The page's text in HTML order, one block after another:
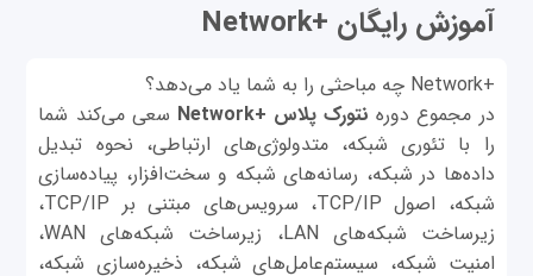
آموزش رایگان +Network
+Network چه مباحثی را به شما یاد می‌دهد؟
در مجموع دورهنتورک پلاس +Network
سعی می‌کند شما
را با تئوری شبکه، متدولوژی‌های ارتباطی، نحوه تبدیل
داده‌ها در شبکه، رسانه‌های شبکه و سخت‌افزار، پیاده‌سازی
شبکه، اصول TCP/IP، سرویس‌های مبتنی بر TCP/IP،
زیرساخت‌ شبکه‌های LAN، زیرساخت‌ شبکه‌های WAN،
امنیت شبکه، سیستم‌عامل‌های شبکه، ذخیره‌سازی شبکه،